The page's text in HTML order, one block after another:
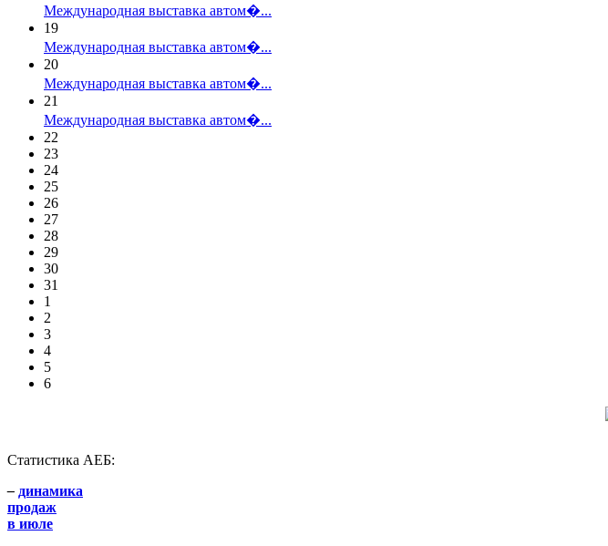
Международная выставка автом�...
19
Международная выставка автом�...
20
Международная выставка автом�...
21
Международная выставка автом�...
22
23
24
25
26
27
28
29
30
31
1
2
3
4
5
6
Статистика АЕБ:
– динамика
продаж
в июле